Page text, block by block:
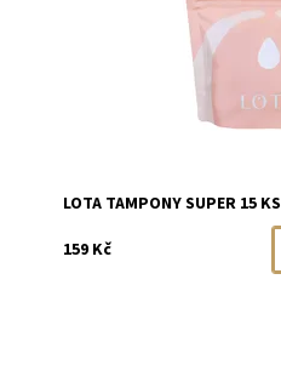
LOTA TAMPONY SUPER 15 KS
159 Kč